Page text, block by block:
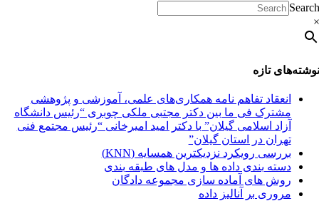
Search
×
نوشته‌های تازه
انعقاد تفاهم نامه همکاری‌های علمی، آموزشی و پژوهشی
مشترک فی ما بین دکتر مجتبی ملکی چوبری “رئیس دانشگاه
آزاد اسلامی گیلان” با دکتر امید امیرخانی “رئیس مجتمع فنی
تهران در استان گیلان”
بررسی رویکرد نزدیکترین همسایه (KNN)
دسته‌ بندی داده‌ ها و مدل‌ های طبقه‌ بندی
روش های آماده سازی مجموعه دادگان
مروری بر آنالیز داده